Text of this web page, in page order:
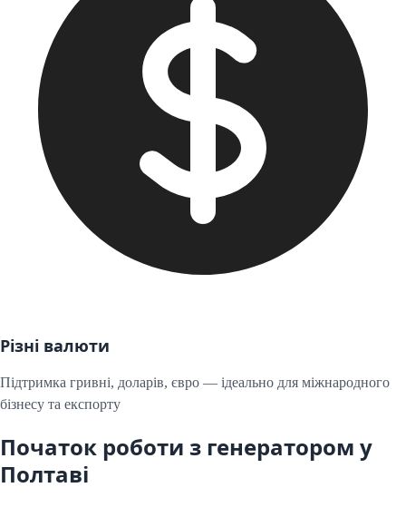
Різні валюти
Підтримка гривні, доларів, євро — ідеально для міжнародного
бізнесу та експорту
Початок роботи з генератором у
Полтаві